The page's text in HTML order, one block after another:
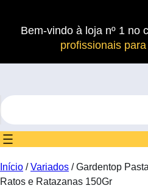
Bem-vindo à loja nº 1 no
profissionais
S
e
a
r
h
Início /Variados / Gardentop
Ratos e Ratazanas 150Gr